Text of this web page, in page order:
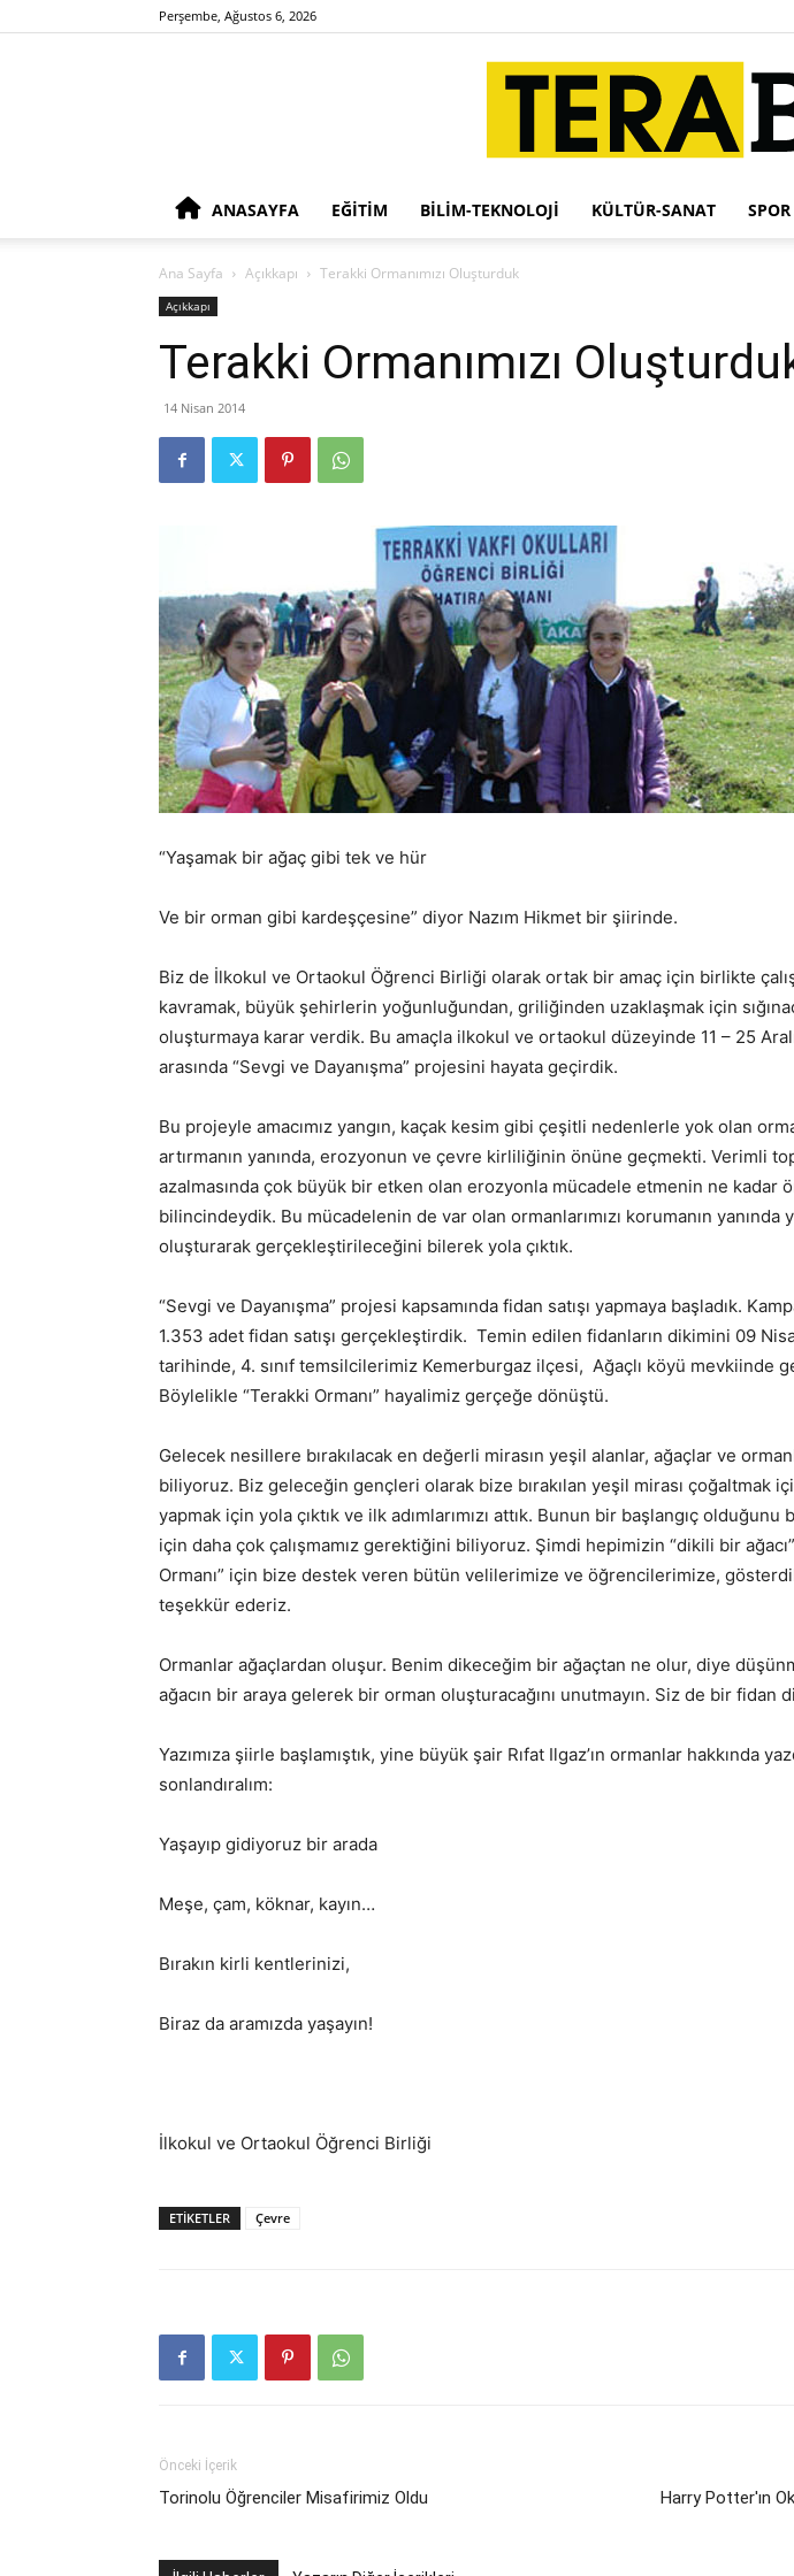
Perşembe, Ağustos 6, 2026
ANASAYFA EĞITIM BILIM-TEKNOLOJI KÜLTÜR-SANAT SPOR
Ana Sayfa Açıkkapı Terakki Ormanımızı Oluşturduk
Açıkkapı
Terakki Ormanımızı
14 Nisan 2014
“Yaşamak bir ağaç gibi tek ve hür
Ve bir orman gibi kardeşçesine” diyor Nazım Hikmet bir şiirinde.
Biz de İlkokul ve Ortaokul Öğrenci Birliği olarak ortak bir amaç için birlikte
kavramak, büyük şehirlerin yoğunluğundan, griliğinden uzaklaşmak için
oluşturmaya karar verdik. Bu amaçla ilkokul ve ortaokul düzeyinde 11 – 25
arasında “Sevgi ve Dayanışma” projesini hayata geçirdik.
Bu projeyle amacımız yangın, kaçak kesim gibi çeşitli nedenlerle yok olan
artırmanın yanında, erozyonun ve çevre kirliliğinin önüne geçmekti. Verimli
azalmasında çok büyük bir etken olan erozyonla mücadele etmenin ne kadar
bilincindeydik. Bu mücadelenin de var olan ormanlarımızı korumanın yanında
oluşturarak gerçekleştirileceğini bilerek yola çıktık.
“Sevgi ve Dayanışma” projesi kapsamında fidan satışı yapmaya başladık.
1.353 adet fidan satışı gerçekleştirdik. Temin edilen fidanların dikimini 09
tarihinde, 4. sınıf temsilcilerimiz Kemerburgaz ilçesi, Ağaçlı köyü mevkiinde
Böylelikle “Terakki Ormanı” hayalimiz gerçeğe dönüştü.
Gelecek nesillere bırakılacak en değerli mirasın yeşil alanlar, ağaçlar ve
biliyoruz. Biz geleceğin gençleri olarak bize bırakılan yeşil mirası çoğaltmak
yapmak için yola çıktık ve ilk adımlarımızı attık. Bunun bir başlangıç
için daha çok çalışmamız gerektiğini biliyoruz. Şimdi hepimizin “dikili bir
Ormanı” için bize destek veren bütün velilerimize ve öğrencilerimize,
teşekkür ederiz.
Ormanlar ağaçlardan oluşur. Benim dikeceğim bir ağaçtan ne olur, diye
ağacın bir araya gelerek bir orman oluşturacağını unutmayın. Siz de bir fidan
Yazımıza şiirle başlamıştık, yine büyük şair Rıfat Ilgaz’ın ormanlar hakkında
sonlandıralım:
Yaşayıp gidiyoruz bir arada
Meşe, çam, köknar, kayın…
Bırakın kirli kentlerinizi,
Biraz da aramızda yaşayın!
İlkokul ve Ortaokul Öğrenci Birliği
ETIKETLER Çevre
Önceki İçerik
Torinolu Öğrenciler Misafirimiz Oldu Harry Potter'ın